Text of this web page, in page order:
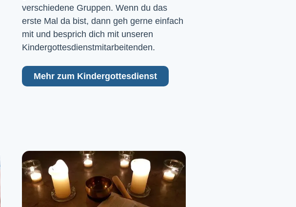
verschiedene Gruppen. Wenn du das
erste Mal da bist, dann geh gerne einfach
mit und besprich dich mit unseren
Kindergottesdienstmitarbeitenden.
Mehr zum Kindergottesdienst